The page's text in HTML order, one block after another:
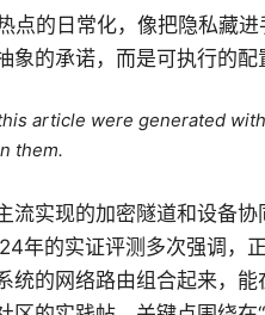
点的日常化，像把隐私藏
象的承诺，而是可执行的配
article were generated
them.
流实现的加密隧道和设备
年的实证评测多次强调，
统的网络路由组合起来，